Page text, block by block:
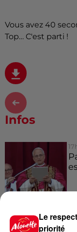
Vous avez 40
Top… C'est parti !
Infos
Le
priorité